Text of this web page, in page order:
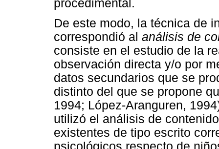
procedimental.
De este modo, la técnica de
correspondió al análisis de
consiste en el estudio de la
observación directa y/o por
datos secundarios que se
distinto del que se propone
1994; López-Aranguren,
utilizó el análisis de
existentes de tipo escrito